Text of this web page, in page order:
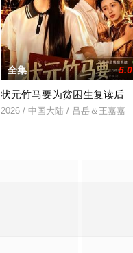
全集 5.0
状元竹马要为贫困生复读后
2026 / 中国大陆 / 吕岳＆王嘉嘉